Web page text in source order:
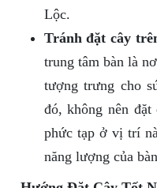
Lộc.
Tránh đặt cây
trung tâm bàn là
tượng trưng cho
đó, không nên
phức tạp ở vị trí
năng lượng của